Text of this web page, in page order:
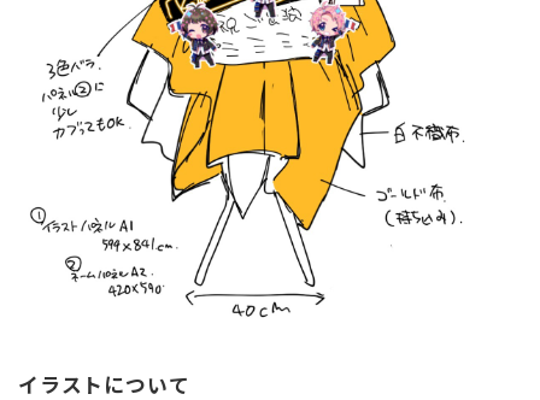
イラストについて